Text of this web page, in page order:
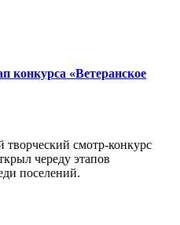
конкурса «Ветеранское
смотр-конкурс
череду этапов
поселений.